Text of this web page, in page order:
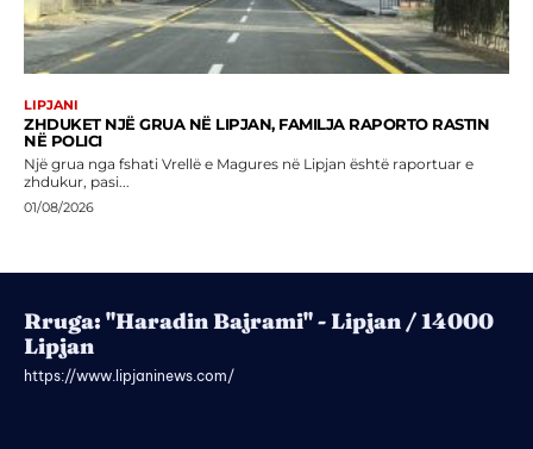
LIPJANI
ZHDUKET NJË GRUA NË LIPJAN, FAMILJA RAPORTO RASTIN
NË POLICI
Një grua nga fshati Vrellë e Magures në Lipjan është raportuar e
zhdukur, pasi...
01/08/2026
Rruga: "Haradin Bajrami" - Lipjan / 14000
Lipjan
https://www.lipjaninews.com/